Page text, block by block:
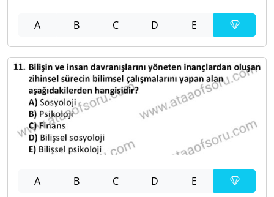
A B C D E
A B C D E